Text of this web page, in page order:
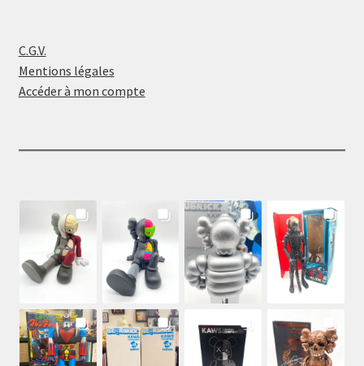
C.G.V.
Mentions légales
Accéder à mon compte